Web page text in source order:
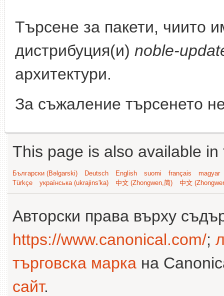
Търсене за пакети, чиито
дистрибуция(и) noble-
архитектури.
За съжаление търсенето
This page is also available
Български (Bəlgarski) Deutsch English suomi français
magyar
Türkçe
українська (ukrajins'ka) 中文 (Zhongwen,简) 中文
Авторски права върху
https://www.canonical.com/;
търговска марка на
сайт.